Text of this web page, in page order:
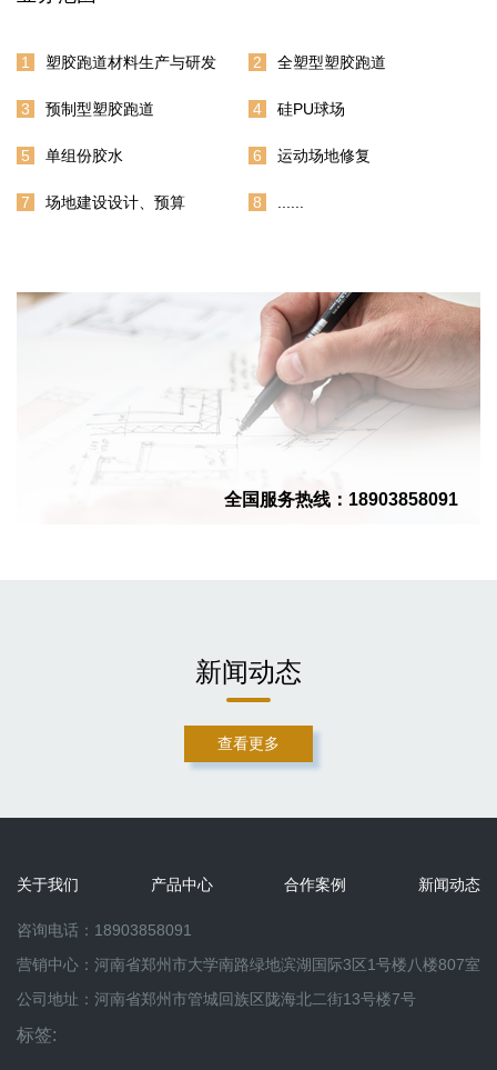
1 塑胶跑道材料生产与研发 2 全塑型塑胶跑道
3 预制型塑胶跑道 4 硅PU球场
5 单组份胶水 6 运动场地修复
7 场地建设设计、预算 8
全国服务热线： 18903858091
新闻动态
查看更多
关于我们 产品中心 合作案例 新闻动态
咨询电话：18903858091
营销中心：河南省郑州市大学南路绿地滨湖国际3区1号楼八楼807室
公司地址：河南省郑州市管城回族区陇海北二街13号楼7号
标签: